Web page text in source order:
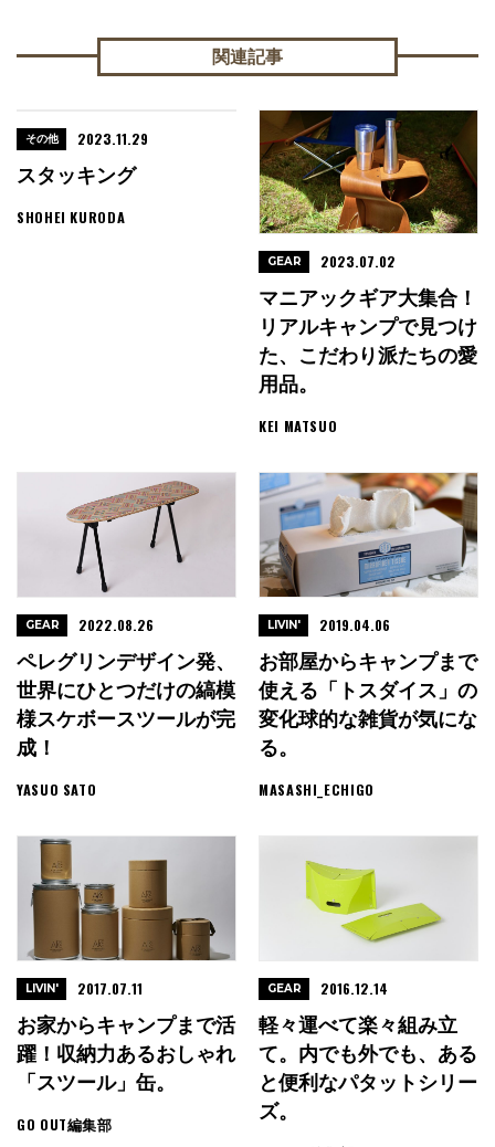
関連記事
スタッキング
SHOHEI KURODA
その他 2023.11.29
マニアックギア大集合！
リアルキャンプで見つけ
た、こだわり派たちの愛
用品。
KEI MATSUO
GEAR 2023.07.02
ペレグリンデザイン発、
世界にひとつだけの縞模
様スケボースツールが完
成！
YASUO SATO
GEAR 2022.08.26
お部屋からキャンプまで
使える「トスダイス」の
変化球的な雑貨が気にな
る。
MASASHI_ECHIGO
LIVIN' 2019.04.06
お家からキャンプまで活
躍！収納力あるおしゃれ
「スツール」缶。
GO OUT編集部
LIVIN' 2017.07.11
軽々運べて楽々組み立
て。内でも外でも、ある
と便利なパタットシリー
ズ。
GEAR 2016.12.14